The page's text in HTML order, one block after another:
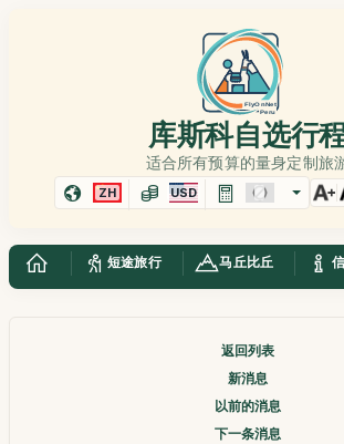
库斯科自选行
适合所有预算的量身定制旅
ZH USD
短途旅行 马丘比丘
返回列表
新消息
以前的消息
下一条消息